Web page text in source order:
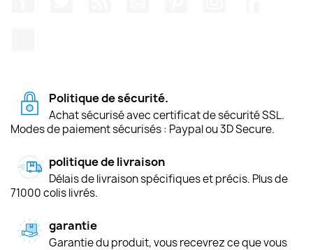
Politique de sécurité.
Achat sécurisé avec certificat de sécurité SSL.
Modes de paiement sécurisés : Paypal ou 3D Secure.
politique de livraison
Délais de livraison spécifiques et précis. Plus de
71000 colis livrés.
garantie
Garantie du produit, vous recevrez ce que vous